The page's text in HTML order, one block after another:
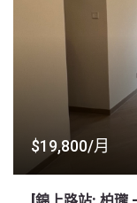
$19,800/月